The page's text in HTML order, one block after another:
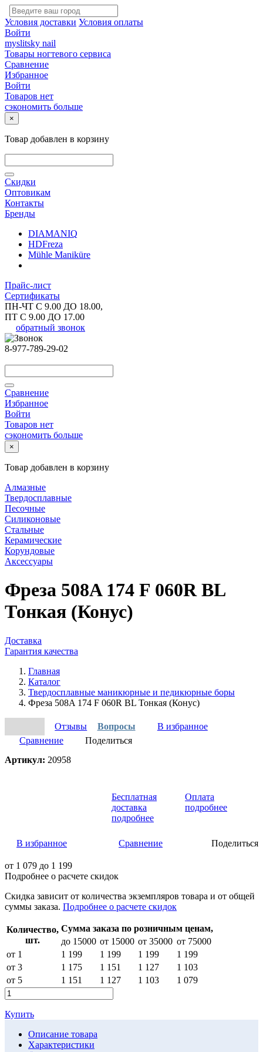
Условия доставки Условия оплаты
Войти
myslitsky nail
Товары ногтевого сервиса
Сравнение
Избранное
Войти
Товаров нет
сэкономить больше
×
Товар добавлен в корзину
Скидки
Оптовикам
Контакты
Бренды
DIAMANIQ
HDFreza
Mühle Maniküre
Прайс-лист
Сертификаты
ПН-ЧТ С 9.00 ДО 18.00,
ПТ С 9.00 ДО 17.00
обратный звонок
8-977-789-29-02
Сравнение
Избранное
Войти
Товаров нет
сэкономить больше
×
Товар добавлен в корзину
Алмазные
Твердосплавные
Песочные
Силиконовые
Стальные
Керамические
Корундовые
Аксессуары
Фреза 508A 174 F 060R BL
Тонкая (Конус)
Доставка
Гарантия качества
Главная
Каталог
Твердосплавные маникюрные и педикюрные боры
Фреза 508A 174 F 060R BL Тонкая (Конус)
Отзывы Вопросы
В избранное
Сравнение
Поделиться
Артикул: 20958
Бесплатная
доставка
подробнее
Оплата
подробнее
В избранное Сравнение Поделиться
от 1 079 до 1 199
Подробнее о расчете скидок
Скидка зависит от количества экземпляров товара и от общей
суммы заказа. Подробнее о расчете скидок
Количество,
шт.
Сумма заказа по розничным ценам,
до 15000 от 15000 от 35000 от 75000
от 1
1 199 1 199 1 199
1 199
от 3
1 175 1 151 1 127
1 103
от 5
1 151 1 127 1 103 1 079
Купить
Описание товара
Характеристики